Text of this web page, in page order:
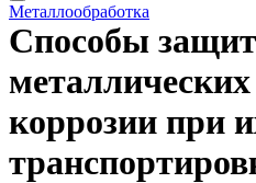
Металлообработка
Способы
коррозии при